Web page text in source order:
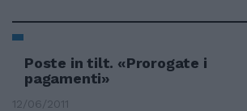
Poste in tilt. «Prorogate i
pagamenti»
12/06/2011